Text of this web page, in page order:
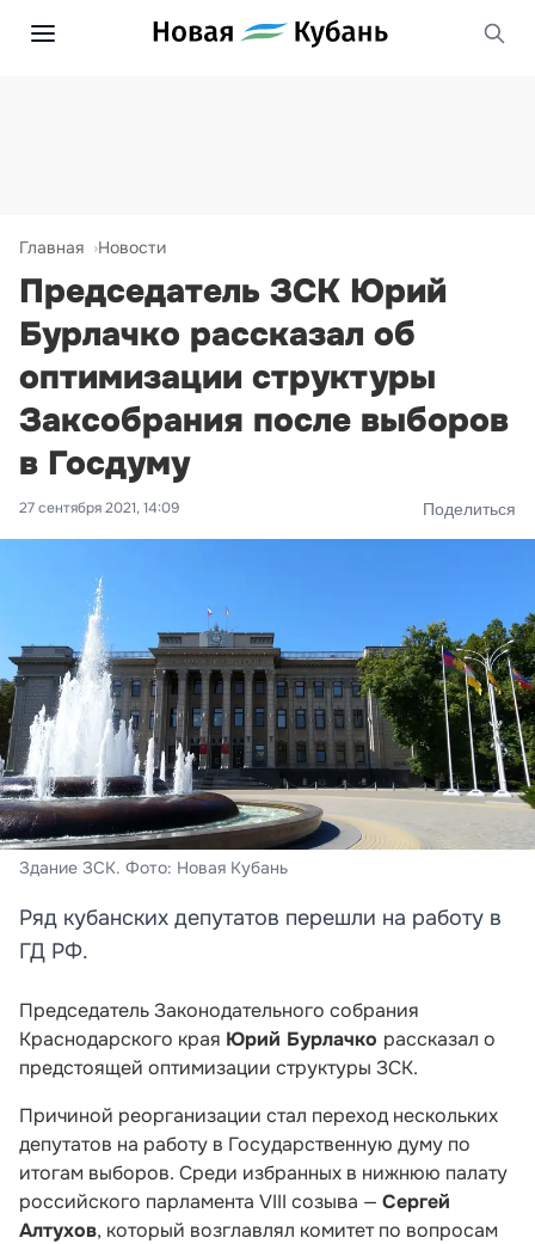
Главная Новости
Председатель ЗСК Юрий
Бурлачко рассказал об
оптимизации структуры
Заксобрания после выборов
в Госдуму
27 сентября 2021, 14:09 Поделиться
Здание ЗСК. Фото: Новая Кубань
Ряд кубанских депутатов перешли на работу в
ГД РФ.
Председатель Законодательного собрания
Краснодарского края Юрий Бурлачко рассказал о
предстоящей оптимизации структуры ЗСК.
Причиной реорганизации стал переход нескольких
депутатов на работу в Государственную думу по
итогам выборов. Среди избранных в нижнюю палату
российского парламента VIII созыва — Сергей
Алтухов, который возглавлял комитет по вопросам